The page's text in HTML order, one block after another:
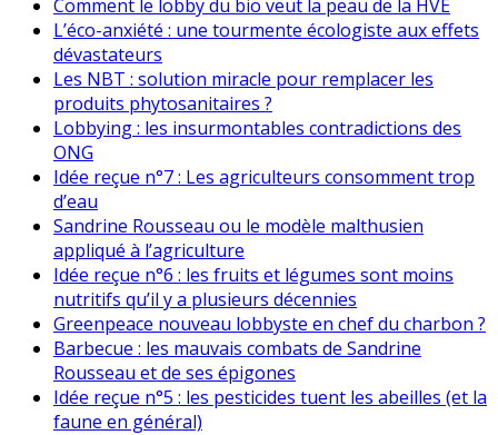
Comment le lobby du bio veut la peau de la HVE
L’éco-anxiété : une tourmente écologiste aux effets
dévastateurs
Les NBT : solution miracle pour remplacer les
produits phytosanitaires ?
Lobbying : les insurmontables contradictions des
ONG
Idée reçue n°7 : Les agriculteurs consomment trop
d’eau
Sandrine Rousseau ou le modèle malthusien
appliqué à l’agriculture
Idée reçue n°6 : les fruits et légumes sont moins
nutritifs qu’il y a plusieurs décennies
Greenpeace nouveau lobbyste en chef du charbon ?
Barbecue : les mauvais combats de Sandrine
Rousseau et de ses épigones
Idée reçue n°5 : les pesticides tuent les abeilles (et la
faune en général)